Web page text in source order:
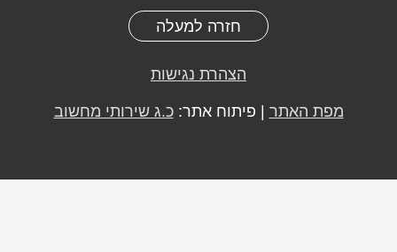
חזרה למעלה
הצהרת נגישות
מפת האתר | פיתוח אתר:כ.ג שירותי מחשוב